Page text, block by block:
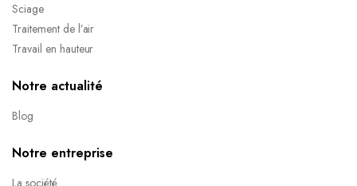
Sciage
Traitement de l’air
Travail en hauteur
Notre actualité
Blog
Notre entreprise